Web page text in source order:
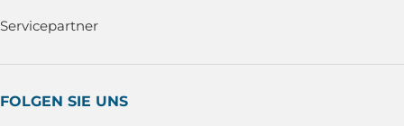
Servicepartner
FOLGEN SIE UNS